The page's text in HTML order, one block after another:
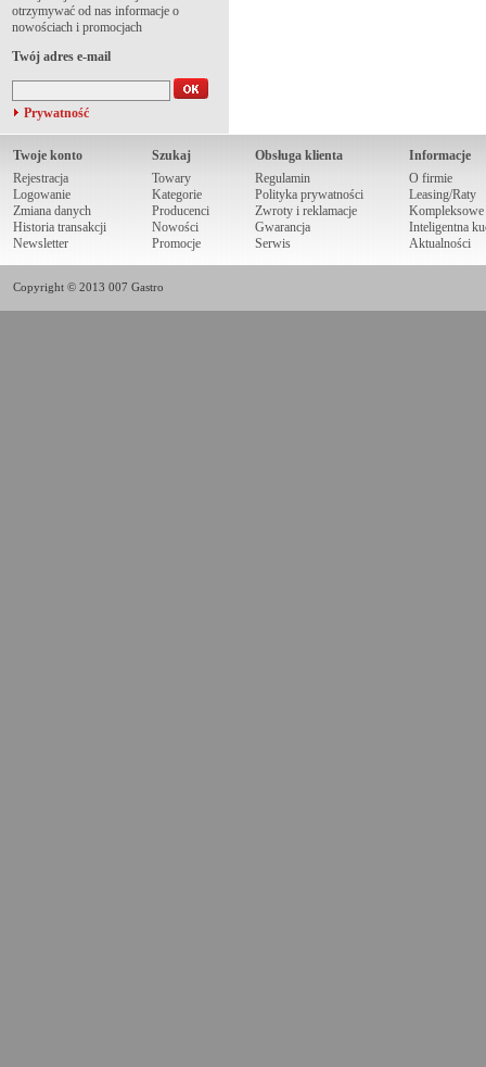
otrzymywać od nas informacje o
nowościach i promocjach
Twój adres e-mail
Prywatność
Twoje konto
Rejestracja
Logowanie
Zmiana danych
Historia transakcji
Newsletter
Szukaj
Towary
Kategorie
Producenci
Nowości
Promocje
Obsługa klienta
Regulamin
Polityka prywatności
Zwroty i reklamacje
Gwarancja
Serwis
Informacje
O firmie
Leasing/Raty
Kompleksowe
Inteligentna
Aktualności
Copyright © 2013 007 Gastro